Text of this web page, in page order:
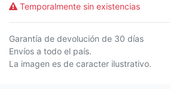
Temporalmente sin existencias
Garantía de devolución de 30 días
Envíos a todo el país.
La imagen es de caracter ilustrativo.